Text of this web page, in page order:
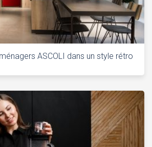
ASCOLI dans un style rétro